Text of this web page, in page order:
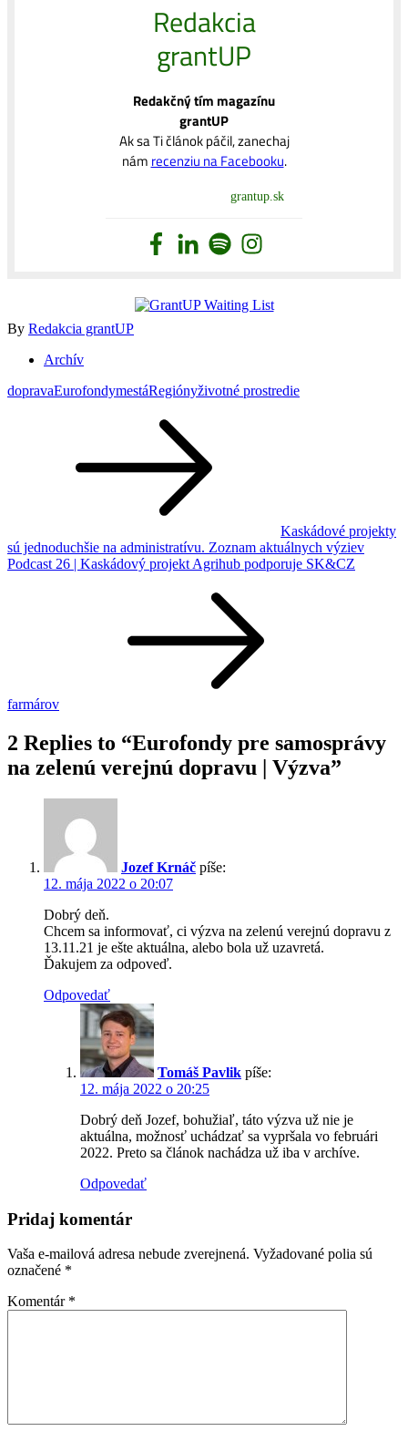
Redakcia
grantUP
Redakčný tím magazínu
grantUP
Ak sa Ti článok páčil, zanechaj
nám recenziu na Facebooku.
grantup.sk
By Redakcia grantUP
Archív
dopravaEurofondymestáRegiónyživotné prostredie
Kaskádové projekty
sú jednoduchšie na administratívu. Zoznam aktuálnych výziev
Podcast 26 | Kaskádový projekt Agrihub podporuje SK&CZ
farmárov
2 Replies to “Eurofondy pre samosprávy
na zelenú verejnú dopravu | Výzva”
Jozef Krnáč píše:
12. mája 2022 o 20:07
Dobrý deň.
Chcem sa informovať, ci výzva na zelenú verejnú dopravu z
13.11.21 je ešte aktuálna, alebo bola už uzavretá.
Ďakujem za odpoveď.
Odpovedať
Tomáš Pavlik píše:
12. mája 2022 o 20:25
Dobrý deň Jozef, bohužiaľ, táto výzva už nie je
aktuálna, možnosť uchádzať sa vypršala vo februári
2022. Preto sa článok nachádza už iba v archíve.
Odpovedať
Pridaj komentár
Vaša e-mailová adresa nebude zverejnená. Vyžadované polia sú
označené *
Komentár *